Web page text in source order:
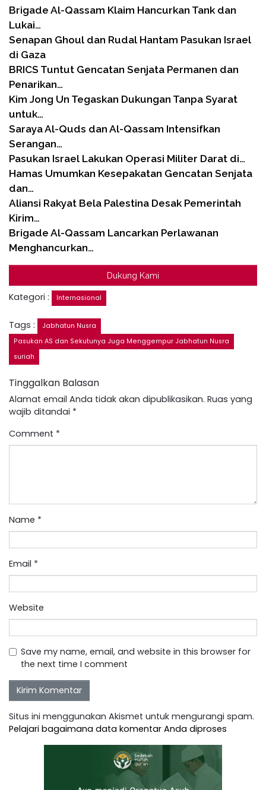
Brigade Al-Qassam Klaim Hancurkan Tank dan
Lukai…
Senapan Ghoul dan Rudal Hantam Pasukan Israel
di Gaza
BRICS Tuntut Gencatan Senjata Permanen dan
Penarikan…
Kim Jong Un Tegaskan Dukungan Tanpa Syarat
untuk…
Saraya Al-Quds dan Al-Qassam Intensifkan
Serangan…
Pasukan Israel Lakukan Operasi Militer Darat di…
Hamas Umumkan Kesepakatan Gencatan Senjata
dan…
Aliansi Rakyat Bela Palestina Desak Pemerintah
Kirim…
Brigade Al-Qassam Lancarkan Perlawanan
Menghancurkan…
Dukung Kami
Kategori : Internasional
Tags :
Jabhatun Nusra
Pasukan AS dan Sekutunya Juga Menggempur Jabhatun Nusra
suriah
Tinggalkan Balasan
Alamat email Anda tidak akan dipublikasikan. Ruas yang
wajib ditandai *
Comment *
Name *
Email *
Website
Save my name, email, and website in this browser for
the next time I comment
Situs ini menggunakan Akismet untuk mengurangi spam.
Pelajari bagaimana data komentar Anda diproses